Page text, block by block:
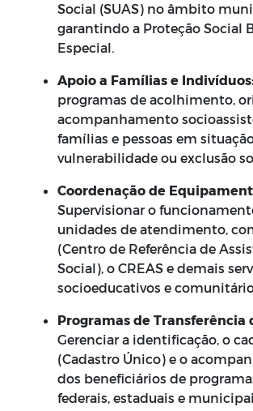
Social (SUAS) no âmbito
garantindo a Proteção Social
Especial.
Apoio a Famílias e
programas de acolhimento,
acompanhamento
famílias e pessoas em
vulnerabilidade ou exclusão
Coordenação de
Supervisionar o
unidades de atendimento,
(Centro de Referência de
Social), o CREAS e demais
socioeducativos e
Programas de Transferência
Gerenciar a identificação, o
(Cadastro Único) e o
dos beneficiários de
federais, estaduais e